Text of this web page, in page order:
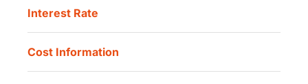
Interest Rate
Cost Information